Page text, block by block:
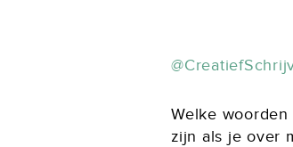
Welke woorden
zijn als je over